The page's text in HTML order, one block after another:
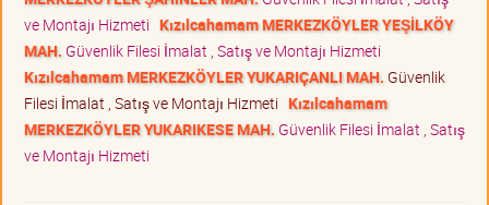
ve Montajı Hizmeti Kızılcahamam MERKEZKÖYLER YEŞİLKÖY
MAH. Güvenlik Filesi İmalat , Satış ve Montajı Hizmeti
Kızılcahamam MERKEZKÖYLER YUKARIÇANLI MAH. Güvenlik
Filesi İmalat , Satış ve Montajı Hizmeti Kızılcahamam
MERKEZKÖYLER YUKARIKESE MAH. Güvenlik Filesi İmalat , Satış
ve Montajı Hizmeti